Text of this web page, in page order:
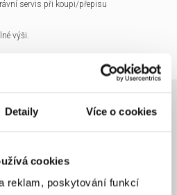
Detaily Více o cookies
cookies
reklam, poskytování funkcí
servis při koupi/přepisu
výši.
Praha 1